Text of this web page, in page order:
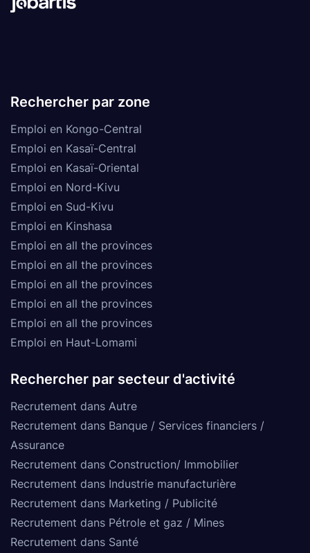
Rechercher par zone
Emploi en Kongo-Central
Emploi en Kasaï-Central
Emploi en Kasaï-Oriental
Emploi en Nord-Kivu
Emploi en Sud-Kivu
Emploi en Kinshasa
Emploi en all the provinces
Emploi en all the provinces
Emploi en all the provinces
Emploi en all the provinces
Emploi en all the provinces
Emploi en Haut-Lomami
Rechercher par secteur d'activité
Recrutement dans Autre
Recrutement dans Banque / Services financiers /
Assurance
Recrutement dans Construction/ Immobilier
Recrutement dans Industrie manufacturière
Recrutement dans Marketing / Publicité
Recrutement dans Pétrole et gaz / Mines
Recrutement dans Santé